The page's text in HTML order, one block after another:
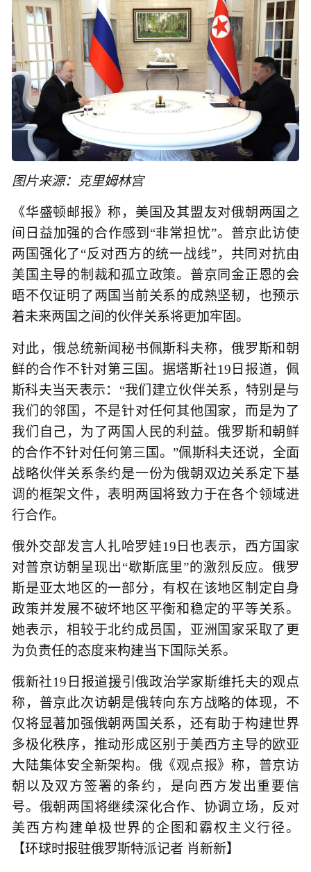
图片来源：克里姆林宫
《华盛顿邮报》称，美国及其盟友对俄朝两国之
间日益加强的合作感到“非常担忧”。普京此访使
两国强化了“反对西方的统一战线”，共同对抗由
美国主导的制裁和孤立政策。普京同金正恩的会
晤不仅证明了两国当前关系的成熟坚韧，也预示
着未来两国之间的伙伴关系将更加牢固。
对此，俄总统新闻秘书佩斯科夫称，俄罗斯和朝
鲜的合作不针对第三国。据塔斯社19日报道，佩
斯科夫当天表示：“我们建立伙伴关系，特别是与
我们的邻国，不是针对任何其他国家，而是为了
我们自己，为了两国人民的利益。俄罗斯和朝鲜
的合作不针对任何第三国。”佩斯科夫还说，全面
战略伙伴关系条约是一份为俄朝双边关系定下基
调的框架文件，表明两国将致力于在各个领域进
行合作。
俄外交部发言人扎哈罗娃19日也表示，西方国家
对普京访朝呈现出“歇斯底里”的激烈反应。俄罗
斯是亚太地区的一部分，有权在该地区制定自身
政策并发展不破坏地区平衡和稳定的平等关系。
她表示，相较于北约成员国，亚洲国家采取了更
为负责任的态度来构建当下国际关系。
俄新社19日报道援引俄政治学家斯维托夫的观点
称，普京此次访朝是俄转向东方战略的体现，不
仅将显著加强俄朝两国关系，还有助于构建世界
多极化秩序，推动形成区别于美西方主导的欧亚
大陆集体安全新架构。俄《观点报》称，普京访
朝以及双方签署的条约，是向西方发出重要信
号。俄朝两国将继续深化合作、协调立场，反对
美西方构建单极世界的企图和霸权主义行径。
【环球时报驻俄罗斯特派记者 肖新新】